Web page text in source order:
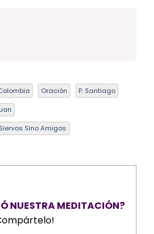
Oración P. Santiago
Sino Amigos
NUESTRA MEDITACIÓN?